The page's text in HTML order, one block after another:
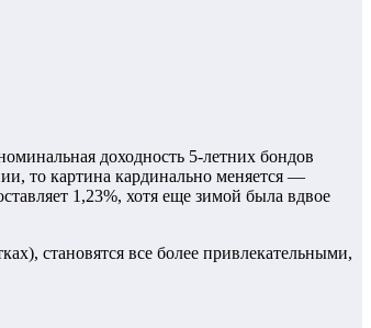
доходность 5-летних бондов
то картина кардинально меняется —
1,23%, хотя еще зимой была вдвое
становятся все более привлекательными,